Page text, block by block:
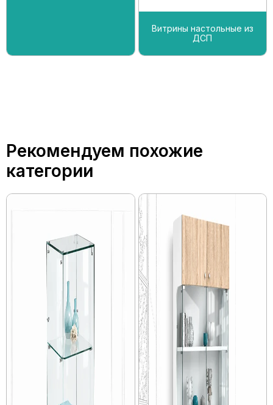
Витрины настольные из
ДСП
Рекомендуем похожие
категории